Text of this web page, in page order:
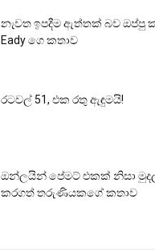
නැවත ඉපදීම ඇත්තක් බව ඔප්පු
Eady ගෙ කතාව
රටවල් 51, එක රතු ඇඳුමයි!
ඔන්ලයින් පේමට් එකක් නිසා
කරගත් තරුණියකගේ කතාව